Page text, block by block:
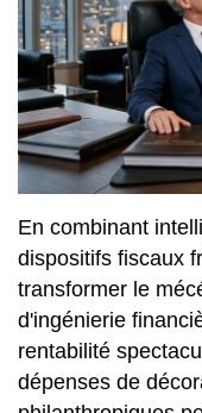
En combinant
dispositifs fiscaux
transformer le
d'ingénierie
rentabilité
dépenses de